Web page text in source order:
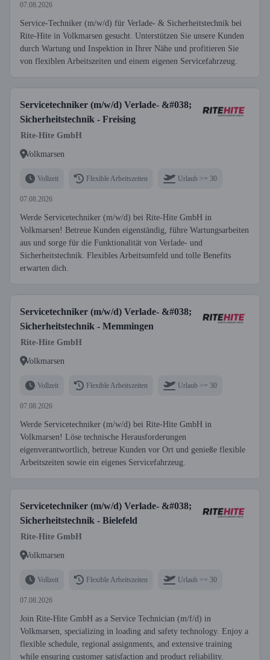
07.08.2026
Service-Techniker (m/w/d) für Verlade- & Sicherheitstechnik bei
Rite-Hite in Volkmarsen gesucht. Unterstützen Sie unsere Kunden
durch Wartung und Inspektion in Ihrer Nähe und profitieren Sie
von flexiblen Arbeitszeiten und einem eigenen Servicefahrzeug.
Servicetechniker (m/w/d) Verlade- &#038;
Sicherheitstechnik - Freising
Rite-Hite GmbH
Volkmarsen
Vollzeit Flexible Arbeitszeiten Urlaub >= 30
07.08.2026
Werde Servicetechniker (m/w/d) bei Rite-Hite GmbH in
Volkmarsen! Betreue Kunden eigenständig, führe Wartungsarbeiten
aus und sorge für die Funktionalität von Verlade- und
Sicherheitstechnik. Flexibles Arbeitsumfeld und tolle Benefits
erwarten dich.
Servicetechniker (m/w/d) Verlade- &#038;
Sicherheitstechnik - Memmingen
Rite-Hite GmbH
Volkmarsen
Vollzeit Flexible Arbeitszeiten Urlaub >= 30
07.08.2026
Werde Servicetechniker (m/w/d) bei Rite-Hite GmbH in
Volkmarsen! Löse technische Herausforderungen
eigenverantwortlich, betreue Kunden vor Ort und genieße flexible
Arbeitszeiten sowie ein eigenes Servicefahrzeug.
Servicetechniker (m/w/d) Verlade- &#038;
Sicherheitstechnik - Bielefeld
Rite-Hite GmbH
Volkmarsen
Vollzeit Flexible Arbeitszeiten Urlaub >= 30
07.08.2026
Join Rite-Hite GmbH as a Service Technician (m/f/d) in
Volkmarsen, specializing in loading and safety technology. Enjoy a
flexible schedule, regional assignments, and extensive training
while ensuring customer satisfaction and product reliability.